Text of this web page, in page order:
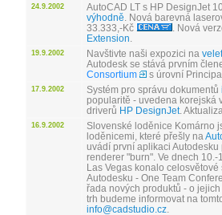
24.9.2002
AutoCAD LT s HP DesignJet
výhodně . Nová barevná
33.333,-Kč
. Nová
Extension
19.9.2002 Navštivte naši expozici na
Autodesk se stává prvním
Consortium
s úrovní
17.9.2002 Systém pro správu dokumentů
popularitě - uvedena korejská
driverů HP DesignJet.
16.9.2002
Slovenské loděnice Komárno
loděnicemi, které přešly na
uvádí první aplikaci
renderer "burn". Ve dnech 10.-
Las Vegas konalo celosvětové
Autodesku - One Team
řada nových produktů - o
trh budeme informovat na
info@cadstudio.cz